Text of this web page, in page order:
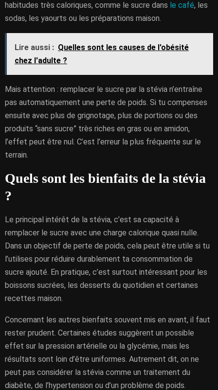
habitudes très caloriques, comme le sucre dans le café, les
sodas, les yaourts ou les préparations maison.
Lire aussi : Quelles sont les causes de l'obésité
chez l'adulte ?
Mais attention : remplacer le sucre par la stévia n’entraîne
pas automatiquement une perte de poids. Si tu compenses
ensuite avec plus de grignotage, plus de portions ou des
produits “sans sucre” très riches en gras ou en amidon,
l’effet peut être nul. C’est l’erreur la plus fréquente sur le
terrain.
Quels sont les bienfaits de la stévia
?
Le principal intérêt de la stévia, c’est sa capacité à
remplacer le sucre avec une charge calorique quasi nulle.
Dans un objectif de perte de poids, cela peut être utile si tu
l’utilises pour réduire durablement ta consommation de
sucre ajouté. En pratique, c’est surtout intéressant pour les
boissons sucrées, les desserts du quotidien et certaines
recettes maison.
Concernant les autres bienfaits souvent mis en avant, il faut
rester prudent. Certaines études suggèrent un possible
effet sur la pression artérielle ou la glycémie, mais les
résultats sont loin d’être uniformes. Autrement dit, on ne
peut pas considérer la stévia comme un traitement du
diabète, de l’hypertension ou d’un problème de poids.